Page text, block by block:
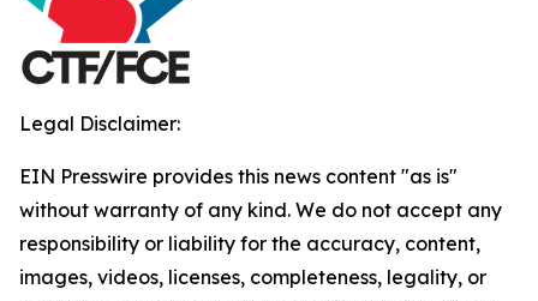
Legal Disclaimer:
EIN Presswire provides this news content "as is"
without warranty of any kind. We do not accept any
responsibility or liability for the accuracy, content,
images, videos, licenses, completeness, legality, or